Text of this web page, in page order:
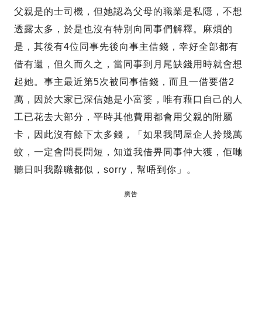
父親是的士司機，但她認為父母的職業是私隱，不想
透露太多，於是也沒有特別向同事們解釋。麻煩的
是，其後有4位同事先後向事主借錢，幸好全部都有
借有還，但久而久之，當同事到月尾缺錢用時就會想
起她。事主最近第5次被同事借錢，而且一借要借2
萬，因於大家已深信她是小富婆，唯有藉口自己的人
工已花去大部分，平時其他費用都會用父親的附屬
卡，因此沒有餘下太多錢，「如果我問屋企人拎幾萬
蚊，一定會問長問短，知道我借畀同事仲大獲，佢哋
聽日叫我辭職都似，sorry，幫唔到你」。
廣告